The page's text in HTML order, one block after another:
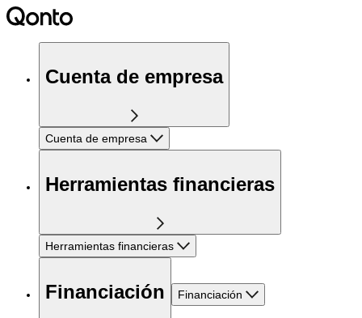
Cuenta de empresa
Cuenta de empresa
Herramientas financieras
Herramientas financieras
Financiación Financiación